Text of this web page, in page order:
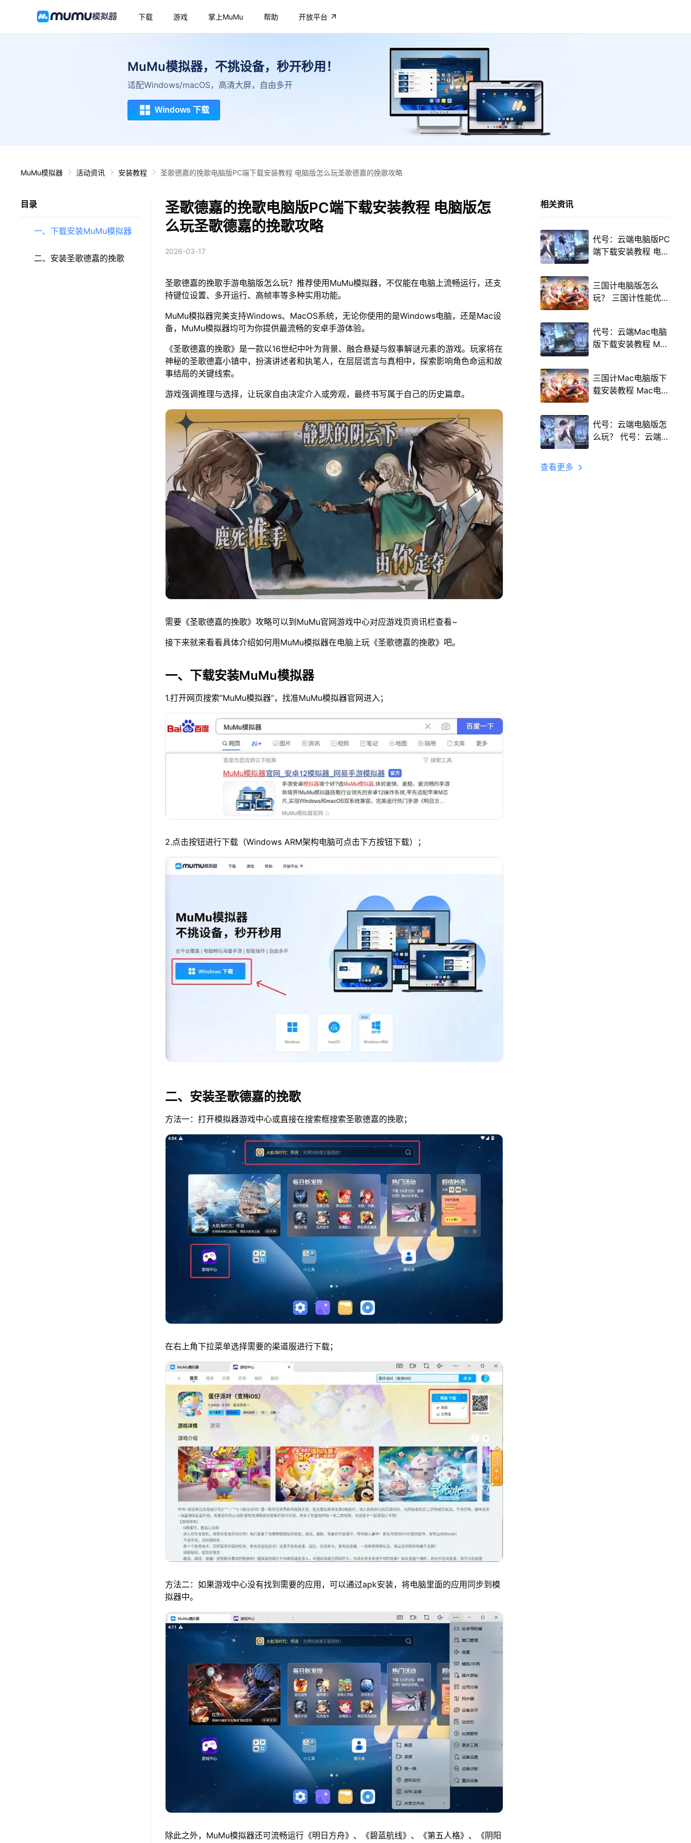
下载 游戏 掌上MuMu 帮助 开放平台
MuMu模拟器，不挑设备，秒开秒用！
适配Windows/macOS，高清大屏，自由多开
Windows 下载
MuMu模拟器 活动资讯 安装教程 圣歌德嘉的挽歌电脑版PC端下载安装教程 电脑版怎么玩圣歌德嘉的挽歌攻略
目录
一、下载安装MuMu模拟器
二、安装圣歌德嘉的挽歌
圣歌德嘉的挽歌电脑版PC端下载安装教程 电脑版怎
么玩圣歌德嘉的挽歌攻略
2026-03-17
圣歌德嘉的挽歌手游电脑版怎么玩？推荐使用MuMu模拟器，不仅能在电脑上流畅运行，还支
持键位设置、多开运行、高帧率等多种实用功能。
MuMu模拟器完美支持Windows、MacOS系统，无论你使用的是Windows电脑，还是Mac设
备，MuMu模拟器均可为你提供最流畅的安卓手游体验。
《圣歌德嘉的挽歌》是一款以16世纪中叶为背景、融合悬疑与叙事解谜元素的游戏。玩家将在
神秘的圣歌德嘉小镇中，扮演讲述者和执笔人，在层层谎言与真相中，探索影响角色命运和故
事结局的关键线索。
游戏强调推理与选择，让玩家自由决定介入或旁观，最终书写属于自己的历史篇章。
需要《圣歌德嘉的挽歌》攻略可以到MuMu官网游戏中心对应游戏页资讯栏查看~
接下来就来看看具体介绍如何用MuMu模拟器在电脑上玩《圣歌德嘉的挽歌》吧。
一、下载安装MuMu模拟器
1.打开网页搜索“MuMu模拟器”，找准MuMu模拟器官网进入；
2.点击按钮进行下载（Windows ARM架构电脑可点击下方按钮下载）；
二、安装圣歌德嘉的挽歌
方法一：打开模拟器游戏中心或直接在搜索框搜索圣歌德嘉的挽歌；
在右上角下拉菜单选择需要的渠道服进行下载；
方法二：如果游戏中心没有找到需要的应用，可以通过apk安装，将电脑里面的应用同步到模
拟器中。
除此之外，MuMu模拟器还可流畅运行《明日方舟》、《碧蓝航线》、《第五人格》、《阴阳
相关资讯
代号：云端电脑版PC
端下载安装教程 电脑
三国计电脑版怎么
玩？ 三国计性能优化
程
代号：云端Mac电脑
版下载安装教程 Mac
三国计Mac电脑版下
载安装教程 Mac电脑
代号：云端电脑版怎
么玩？ 代号：云端性
查看更多